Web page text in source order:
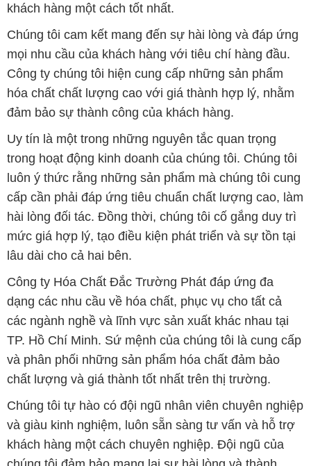
hóa chất chất lượng cao với giá thành hợp lý, nhằm
đảm bảo sự thành công của khách hàng.
Uy tín là một trong những nguyên tắc quan trọng
trong hoạt động kinh doanh của chúng tôi. Chúng tôi
luôn ý thức rằng những sản phẩm mà chúng tôi cung
cấp cần phải đáp ứng tiêu chuẩn chất lượng cao, làm
hài lòng đối tác. Đồng thời, chúng tôi cố gắng duy trì
mức giá hợp lý, tạo điều kiện phát triển và sự tồn tại
lâu dài cho cả hai bên.
Công ty Hóa Chất Đắc Trường Phát đáp ứng đa
dạng các nhu cầu về hóa chất, phục vụ cho tất cả
các ngành nghề và lĩnh vực sản xuất khác nhau tại
TP. Hồ Chí Minh. Sứ mệnh của chúng tôi là cung cấp
và phân phối những sản phẩm hóa chất đảm bảo
chất lượng và giá thành tốt nhất trên thị trường.
Chúng tôi tự hào có đội ngũ nhân viên chuyên nghiệp
và giàu kinh nghiệm, luôn sẵn sàng tư vấn và hỗ trợ
khách hàng một cách chuyên nghiệp. Đội ngũ của
chúng tôi đảm bảo mang lại sự hài lòng và thành
công cho khách hàng.
Để biết thêm thông tin chi tiết và được tư vấn, quý
khách hàng có thể truy cập vào trang web của chúng